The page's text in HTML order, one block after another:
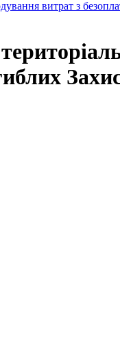
витрат з